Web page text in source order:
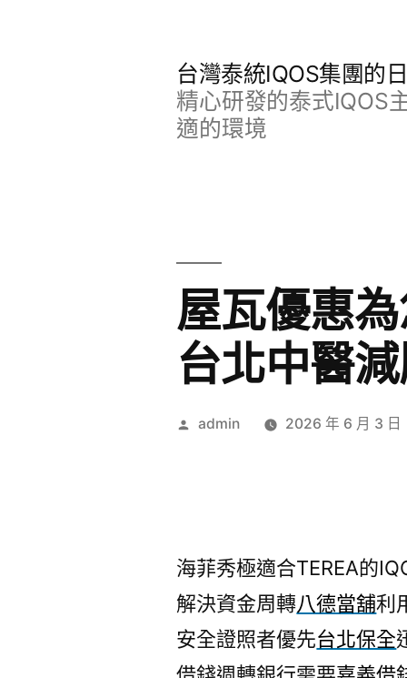
台灣泰統IQOS集團的
精心研發的泰式IQOS
適的環境
屋瓦優惠
台北中醫
作
admin 2026 年 6 月 3 日
海菲秀極適合TEREA的
解決資金周轉八德當舖利
安全證照者優先台北保全